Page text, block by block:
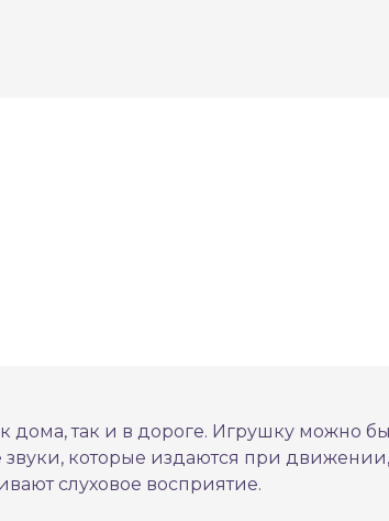
дома, так и в дороге. Игрушку можно
которые издаются при
слуховое восприятие.